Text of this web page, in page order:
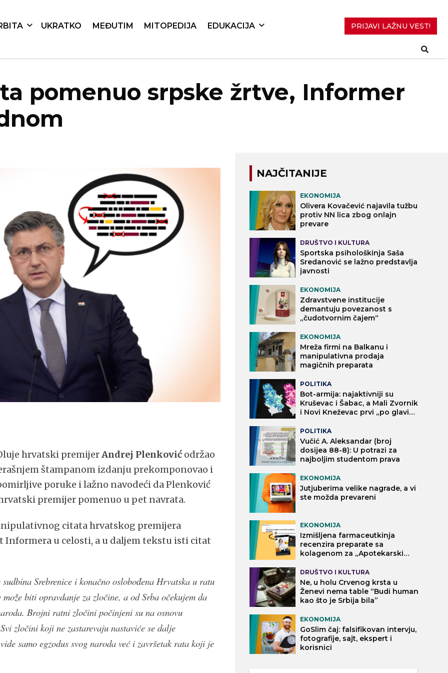
UKRATKO MEĐUTIM MITOPEDIJA EDUKACIJA PRIJAVI LAŽNU VEST!
pomenuo srpske žrtve, Informer
hrvatski premijerAndrej Plenković održao
štampanom izdanju prekomponovao i
poruke i lažno navodeći da Plenković
premijer pomenuo u pet navrata.
citata hrvatskog premijera
Informera u celosti, a u daljem tekstu isti citat
Srebrenice i konačno oslobođena Hrvatska u ratu
biti opravdanje za zločine, a od Srba očekujem da
Brojni ratni zločini počinjeni su na osnovu
zločini koji ne zastarevaju nastaviće se dalje
samo egzodus svog naroda već i završetak rata koji je
NAJČITANIJE
EKONOMIJA
Olivera Kovačević najavila tužbu
protiv NN lica zbog onlajn
prevare
DRUŠTVO I KULTURA
Sportska psihološkinja Saša
Sredanović se lažno predstavlja
javnosti
EKONOMIJA
Zdravstvene institucije
demantuju povezanost s
„čudotvornim čajem“
EKONOMIJA
Mreža firmi na Balkanu i
manipulativna prodaja
magičnih preparata
POLITIKA
Bot-armija: najaktivniji su
Kruševac i Šabac, a Mali Zvornik
i Novi Kneževac prvi „po glavi
POLITIKA
Vučić A. Aleksandar (broj
dosijea 88-8): U potrazi za
najboljim studentom prava
EKONOMIJA
Jutjuberima velike nagrade, a vi
ste možda prevareni
EKONOMIJA
Izmišljena farmaceutkinja
recenzira preparate sa
kolagenom za „Apotekarski
DRUŠTVO I KULTURA
Ne, u holu Crvenog krsta u
Ženevi nema table “Budi human
kao što je Srbija bila”
EKONOMIJA
GoSlim čaj: falsifikovan intervju,
fotografije, sajt, ekspert i
korisnici